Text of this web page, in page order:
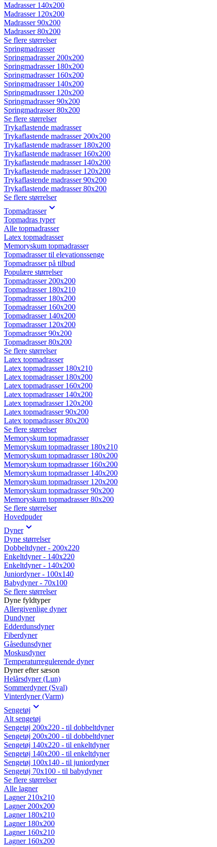
Madrasser 140x200
Madrasser 120x200
Madrasser 90x200
Madrasser 80x200
Se flere størrelser
Springmadrasser
Springmadrasser 200x200
Springmadrasser 180x200
Springmadrasser 160x200
Springmadrasser 140x200
Springmadrasser 120x200
Springmadrasser 90x200
Springmadrasser 80x200
Se flere størrelser
Trykaflastende madrasser
Trykaflastende madrasser 200x200
Trykaflastende madrasser 180x200
Trykaflastende madrasser 160x200
Trykaflastende madrasser 140x200
Trykaflastende madrasser 120x200
Trykaflastende madrasser 90x200
Trykaflastende madrasser 80x200
Se flere størrelser
Topmadrasser
Topmadras typer
Alle topmadrasser
Latex topmadrasser
Memoryskum topmadrasser
Topmadrasser til elevationssenge
Topmadrasser på tilbud
Populære størrelser
Topmadrasser 200x200
Topmadrasser 180x210
Topmadrasser 180x200
Topmadrasser 160x200
Topmadrasser 140x200
Topmadrasser 120x200
Topmadrasser 90x200
Topmadrasser 80x200
Se flere størrelser
Latex topmadrasser
Latex topmadrasser 180x210
Latex topmadrasser 180x200
Latex topmadrasser 160x200
Latex topmadrasser 140x200
Latex topmadrasser 120x200
Latex topmadrasser 90x200
Latex topmadrasser 80x200
Se flere størrelser
Memoryskum topmadrasser
Memoryskum topmadrasser 180x210
Memoryskum topmadrasser 180x200
Memoryskum topmadrasser 160x200
Memoryskum topmadrasser 140x200
Memoryskum topmadrasser 120x200
Memoryskum topmadrasser 90x200
Memoryskum topmadrasser 80x200
Se flere størrelser
Hovedpuder
Dyner
Dyne størrelser
Dobbeltdyner - 200x220
Enkeltdyner - 140x220
Enkeltdyner - 140x200
Juniordyner - 100x140
Babydyner - 70x100
Se flere størrelser
Dyne fyldtyper
Allergivenlige dyner
Dundyner
Edderdunsdyner
Fiberdyner
Gåsedunsdyner
Moskusdyner
Temperaturregulerende dyner
Dyner efter sæson
Helårsdyner (Lun)
Sommerdyner (Sval)
Vinterdyner (Varm)
Sengetøj
Alt sengetøj
Sengetøj 200x220 - til dobbeltdyner
Sengetøj 200x200 - til dobbeltdyner
Sengetøj 140x220 - til enkeltdyner
Sengetøj 140x200 - til enkeltdyner
Sengetøj 100x140 - til juniordyner
Sengetøj 70x100 - til babydyner
Se flere størrelser
Alle lagner
Lagner 210x210
Lagner 200x200
Lagner 180x210
Lagner 180x200
Lagner 160x210
Lagner 160x200